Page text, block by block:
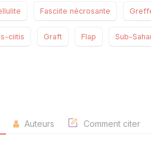
Fasciite nécrosante
ciitis Graft Flap Sub-
Auteurs Comment citer